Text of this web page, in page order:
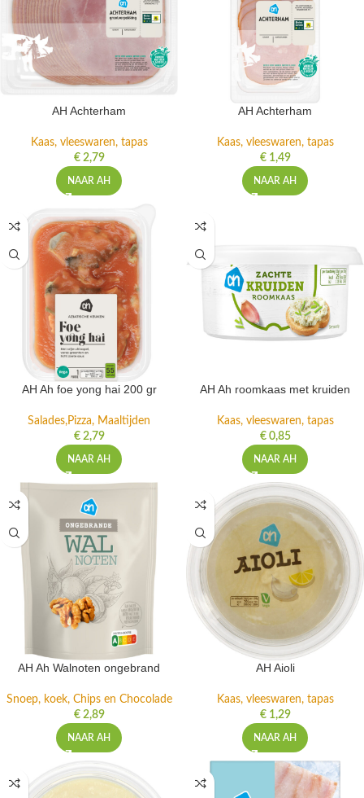
AH Achterham
Kaas, vleeswaren, tapas
€2,79
NAAR AH
AH Achterham
Kaas, vleeswaren, tapas
€1,49
NAAR AH
AH Ah foe yong hai 200 gr
Salades,Pizza, Maaltijden
€2,79
NAAR AH
AH Ah roomkaas met kruiden
Kaas, vleeswaren, tapas
€0,85
NAAR AH
AH Ah Walnoten ongebrand
Snoep, koek, Chips en Chocolade
€2,89
NAAR AH
AH Aioli
Kaas, vleeswaren, tapas
€1,29
NAAR AH